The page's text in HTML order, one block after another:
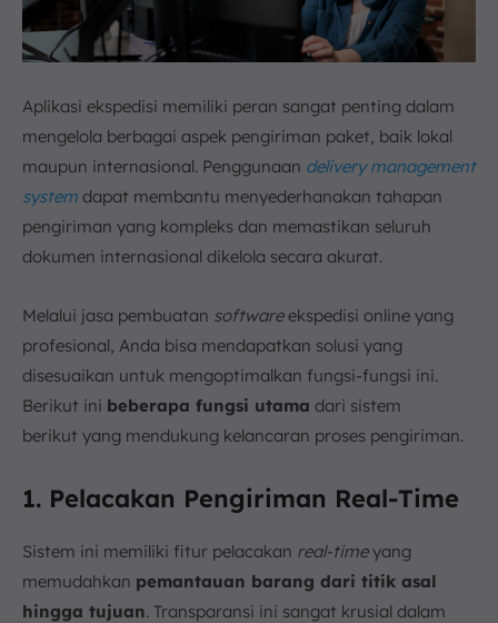
Aplikasi ekspedisi memiliki peran sangat penting dalam
mengelola berbagai aspek pengiriman paket, baik lokal
maupun internasional. Penggunaan delivery management
system dapat membantu menyederhanakan tahapan
pengiriman yang kompleks dan memastikan seluruh
dokumen internasional dikelola secara akurat.
Melalui jasa pembuatan softwareekspedisi online yang
profesional, Anda bisa mendapatkan solusi yang
disesuaikan untuk mengoptimalkan fungsi-fungsi ini.
Berikut ini beberapa fungsi utama dari sistem
berikut yang mendukung kelancaran proses pengiriman.
1. Pelacakan Pengiriman Real-Time
Sistem ini memiliki fitur pelacakan real-timeyang
memudahkan pemantauan barang dari titik asal
hingga tujuan. Transparansi ini sangat krusial dalam